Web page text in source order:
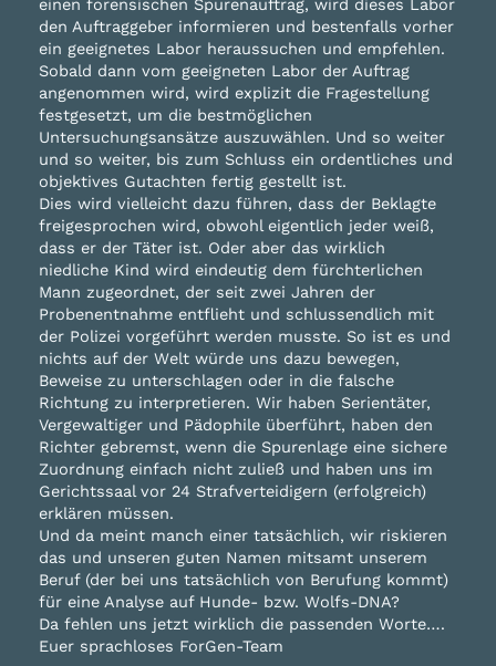
einen forensischen Spurenauftrag, wird dieses Labor
den Auftraggeber informieren und bestenfalls vorher
ein geeignetes Labor heraussuchen und empfehlen.
Sobald dann vom geeigneten Labor der Auftrag
angenommen wird, wird explizit die Fragestellung
festgesetzt, um die bestmöglichen
Untersuchungsansätze auszuwählen. Und so weiter
und so weiter, bis zum Schluss ein ordentliches und
objektives Gutachten fertig gestellt ist.
Dies wird vielleicht dazu führen, dass der Beklagte
freigesprochen wird, obwohl eigentlich jeder weiß,
dass er der Täter ist. Oder aber das wirklich
niedliche Kind wird eindeutig dem fürchterlichen
Mann zugeordnet, der seit zwei Jahren der
Probenentnahme entflieht und schlussendlich mit
der Polizei vorgeführt werden musste. So ist es und
nichts auf der Welt würde uns dazu bewegen,
Beweise zu unterschlagen oder in die falsche
Richtung zu interpretieren. Wir haben Serientäter,
Vergewaltiger und Pädophile überführt, haben den
Richter gebremst, wenn die Spurenlage eine sichere
Zuordnung einfach nicht zuließ und haben uns im
Gerichtssaal vor 24 Strafverteidigern (erfolgreich)
erklären müssen.
Und da meint manch einer tatsächlich, wir riskieren
das und unseren guten Namen mitsamt unserem
Beruf (der bei uns tatsächlich von Berufung kommt)
für eine Analyse auf Hunde- bzw. Wolfs-DNA?
Da fehlen uns jetzt wirklich die passenden Worte….
Euer sprachloses ForGen-Team